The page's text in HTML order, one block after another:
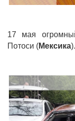
17 мая
Потоси (Мексика).